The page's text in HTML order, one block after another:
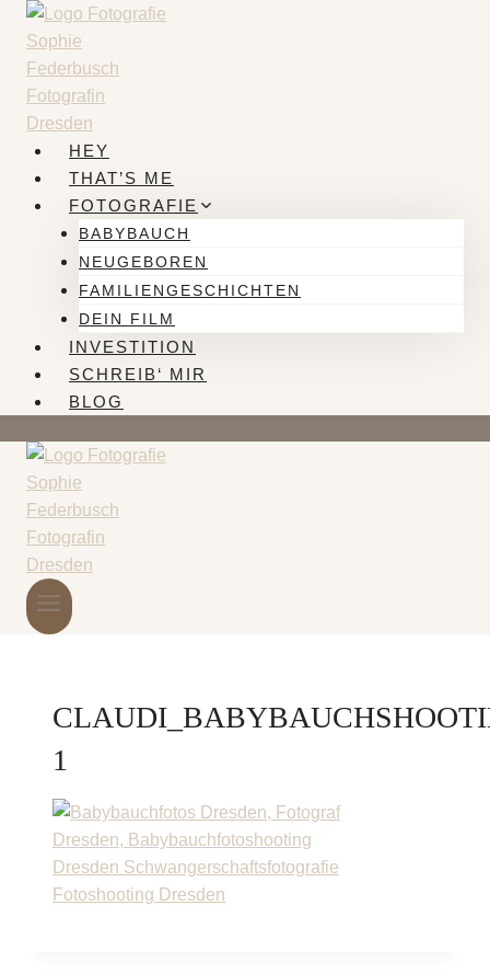
Zum
Inhalt
springen
HEY
THAT’S ME
FOTOGRAFIE
BABYBAUCH
NEUGEBOREN
FAMILIENGESCHICHTEN
DEIN FILM
INVESTITION
SCHREIB‘ MIR
BLOG
1